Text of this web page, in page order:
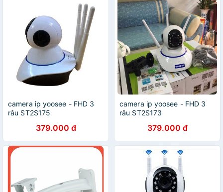
camera ip yoosee - FHD 3
râu ST2S175
379.000 đ
camera ip yoosee - FHD 3
râu ST2S173
379.000 đ